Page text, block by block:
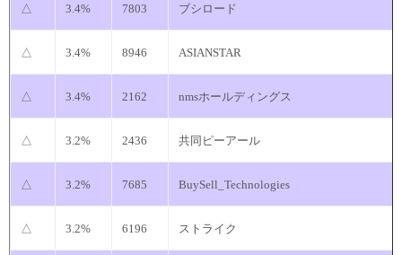
△ 3.4% 7803 ブシロード
△ 3.4% 8946 ASIANSTAR
△ 3.4% 2162 nmsホールディングス
△ 3.2% 2436 共同ピーアール
△ 3.2% 7685 BuySell_Technologies
△ 3.2% 6196 ストライク